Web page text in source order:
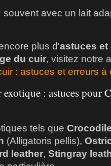
souvent avec un lait
plus d'astuces
du cuir, visitez notre
: astuces et erreurs à
: astuces pour
tels que
(Alligatoris pellis),
leather, Stingray